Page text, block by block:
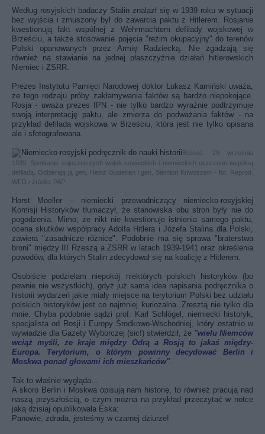
Według rosyjskich badaczy Stalin znalazł się w 1939 roku w sytuacji
bez wyjścia i zmuszony był do zawarcia paktu z Hitlerem. Rosjanie
kwestionują fakt wspólnej z Wehrmachtem defilady wojskowej w
Brześciu, a także stosowanie pojęcia "reżim okupacyjny" do terenów
Polski opanowanych przez Armię Radziecką. Nie zgadzają się
również na stawianie na jednej płaszczyźnie działań hitlerowskich
Niemiec i ZSRR.
Prezes Instytutu Pamięci Narodowej doktor Łukasz Kamiński uważa,
że tego rodzaju próby zakłamywania faktów są bardzo niepokojące.
Rosja - uważa prezes IPN - nie tylko bardzo wyraźnie podtrzymuje
swoją interpretację paktu, ale zmierza do podważania faktów - na
przykład defilada wojskowa w Brześciu, która jest nie tylko opisana
ale i sfotografowana.
Brześć. 29 września
1939. Spotkanie sojuszniczych wojsk sowieckich i niemieckich uczczono wspólną
defiladą. Odbierają ją gen. Heinz Guderian i gen. Siemion Kriwoszein - fot. Reprod.
WFD / źródło: PAP
Horst Moeller – niemiecki przewodniczący niemiecko-rosyjskiej
Komisji Historyków tłumaczył, że stanowiska obu stron były nie do
pogodzenia. Mimo, że nikt nie kwestionuje istnienia samego paktu,
ocena skutków współpracy Adolfa Hitlera i Józefa Stalina dla Polski,
zawiera "zasadnicze różnice". Podobnie ma się sprawa "braterstwa
broni" między III Rzeszą a ZSRR w latach 1939-1941 oraz określenia
powodów, dla których Stalin zdecydował się na koalicję z Hitlerem.
Osobiście podzielam niepokój niektórych polskich historyków (bo
pewnie nie wszystkich), gdyż już sama idea napisania podręcznika o
historii wydarzeń jakie miały miejsce na terytorium Polski bez udziału
polskich historyków jest co najmniej kuriozalna. Zresztą nie tylko dla
mnie. Chyba podobnie sądzi prof. Karl Schlögel, niemiecki historyk,
specjalista od Rosji i Europy Środkowo-Wschodniej, który ostatnio w
wywiadzie dla Gazety Wyborczej (sic!) stwierdził, że "wielu Niemców
wciąż myśli, że kraje między Odrą a Rosją to jakaś między-
Europa. Terytorium, o którym powinny decydować Berlin i
Moskwa ponad głowami ich mieszkańców".
Tak to właśnie wygląda...
A skoro Berlin i Moskwa opisują nam historię, to również pracują nad
naszą przyszłością, o czym można na przykład przeczytać w notce
jaką dzisiaj opublikowała Eska:
Panowie, zdrada, jesteśmy w czarnej dziurze!